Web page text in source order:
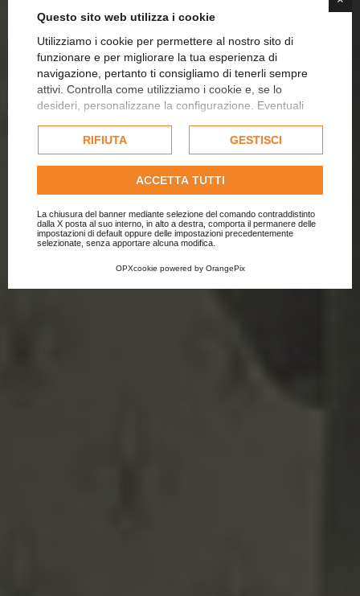
Questo sito web utilizza i cookie
Utilizziamo i cookie per permettere al nostro sito di
funzionare e per migliorare la tua esperienza di
navigazione, pertanto ti consigliamo di tenerli sempre
attivi. Controlla come utilizziamo i cookie e, se lo
desideri, personalizzane la configurazione. Eventuali
esclusivamente previa acquisizione del consenso
dell'utente.
Consulta l'informativa cookie completa.
RIFIUTA GESTISCI
ACCETTA TUTTI
La chiusura del banner mediante selezione del comando contraddistinto
dalla X posta al suo interno, in alto a destra, comporta il permanere delle
impostazioni di default oppure delle impostazioni precedentemente
selezionate, senza apportare alcuna modifica.
OPXcookie powered by OrangePix
OUR HISTORY IN THE HEART OF BIELLA
VISIT THE SHOP
ENTER
LA FIORENTINA
HOME FASHION
AND LINGERIE
OUR SUGGESTIONS
CUSTOMIZED
EXCLUSIVE
EMBORIDERY
FIND OUT HOW DISCOVER JUSTYOU